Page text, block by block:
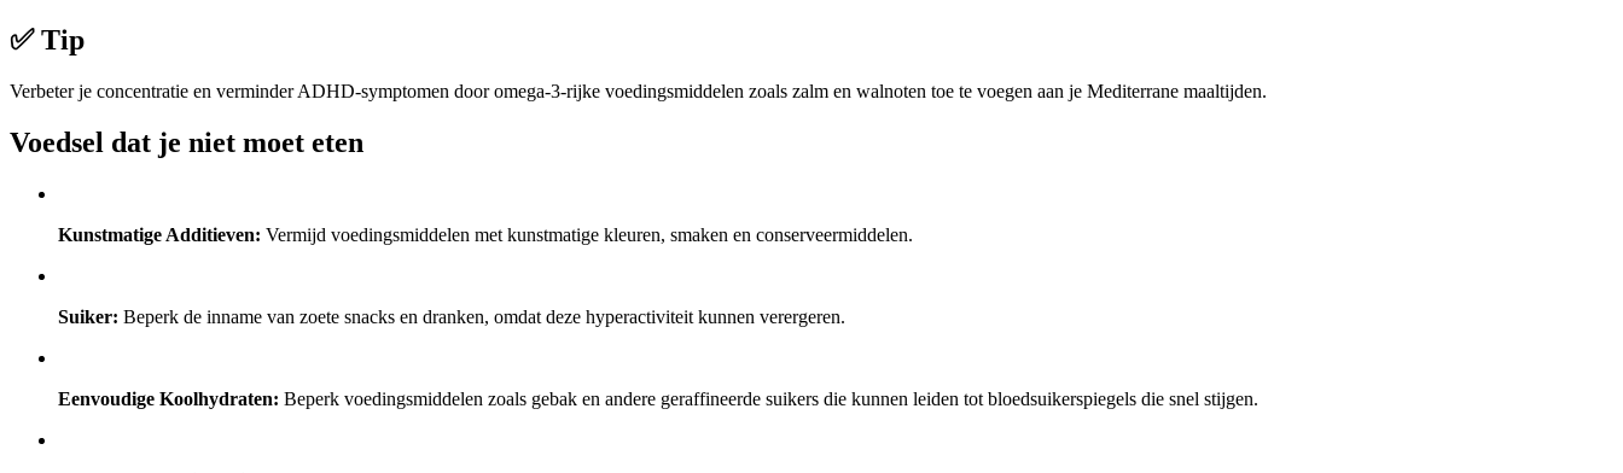
✅ Tip
Verbeter je concentratie en verminder ADHD-symptomen door omega-3-rijke voedingsmiddelen zoals zalm en walnoten toe te voegen aan je Mediterrane maaltijden.
Voedsel dat je niet moet eten
Kunstmatige Additieven: Vermijd voedingsmiddelen met kunstmatige kleuren, smaken en conserveermiddelen.
Suiker: Beperk de inname van zoete snacks en dranken, omdat deze hyperactiviteit kunnen verergeren.
Eenvoudige Koolhydraten: Beperk voedingsmiddelen zoals gebak en andere geraffineerde suikers die kunnen leiden tot bloedsuikerspiegels die snel stijgen.